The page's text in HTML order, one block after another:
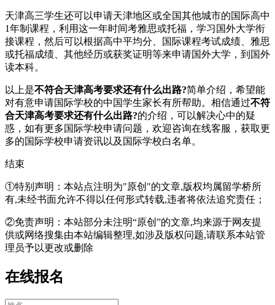
天津高三学生还可以申请天津地区或全国其他城市的国际高中
1年制课程，利用这一年时间考雅思或托福，学习国外大学衔
接课程，然后可以根据高中平均分、国际课程考试成绩、雅思
或托福成绩、其他经历或获奖证明等来申请国外大学，到国外
读本科。
以上是不符合天津高考要求还有什么出路?简单介绍，希望能
对有意申请国际学校的中国学生家长有所帮助。相信通过不符
合天津高考要求还有什么出路?的介绍，可以解决心中的疑
惑，如有更多国际学校申请问题，欢迎咨询在线客服 ，获取更
多的国际学校申请资讯以及国际学校白名单。
结束
①特别声明：本站点注明为"原创"的文章,版权均属留学桥所
有,未经书面允许不得以任何形式转载,违者将依法追究责任；
②免责声明：本站部分未注明“原创”的文章,均来源于网友提
供或网络搜集由本站编辑整理,如涉及版权问题,请联系本站管
理员予以更改或删除
在线报名